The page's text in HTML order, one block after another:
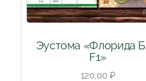
Эустома «Флорида
F1»
120,00 ₽